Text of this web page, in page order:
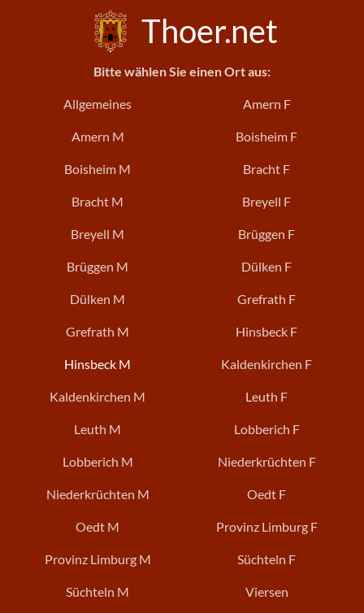
Thoer.net
Bitte wählen Sie einen Ort aus:
Allgemeines Amern F
Amern M Boisheim F
Boisheim M Bracht F
Bracht M Breyell F
Breyell M Brüggen F
Brüggen M Dülken F
Dülken M Grefrath F
Grefrath M Hinsbeck F
Hinsbeck M Kaldenkirchen F
Kaldenkirchen M Leuth F
Leuth M Lobberich F
Lobberich M Niederkrüchten F
Niederkrüchten M Oedt F
Oedt M Provinz Limburg F
Provinz Limburg M Süchteln F
Süchteln M Viersen